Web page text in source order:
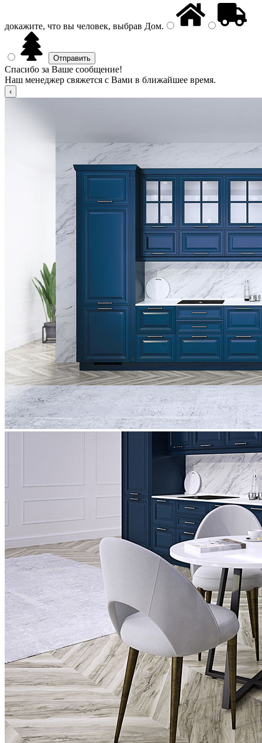
докажите, что вы человек, выбрав Дом.
Спасибо за Ваше сообщение!
Наш менеджер свяжется с Вами в ближайшее время.